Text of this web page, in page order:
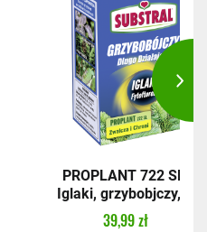
PROPLANT 722 SL,
Iglaki, grzybobjczy,...
39,99 zł